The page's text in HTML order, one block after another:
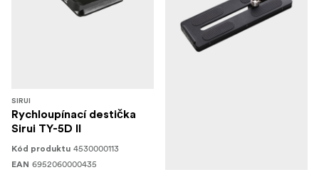
SIRUI
Rychloupínací destička
Sirui TY-5D II
Kód produktu 4530000113
EAN 6952060000435